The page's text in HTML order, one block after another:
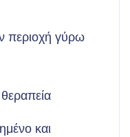
περιοχή γύρω
και